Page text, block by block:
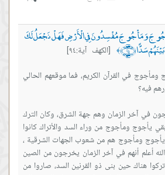
يَأْجُوجَ وَمَأْجُوجَ مُفْسِدُونَ فِي الْأَرْضِ فَهَلْ نَجْعَلُ لَكَ
سَدًّا ﴿٩٤﴾ ﴾
[الكهف آية:٩٤]
في القرآن الكريم، فما موقعهم الحالي
في آخر الزمان وهم جهة الشرق، وكان الترك
يأجوج ومأجوج من وراء السد والأتراك كانوا
يأجوج ومأجوج هم من شعوب الجهات الشرقية ،
أعلم أنهم في آخر الزمان يخرجون من الصين
تركوا هناك حين بنى ذو القرنين السد، صاروا من